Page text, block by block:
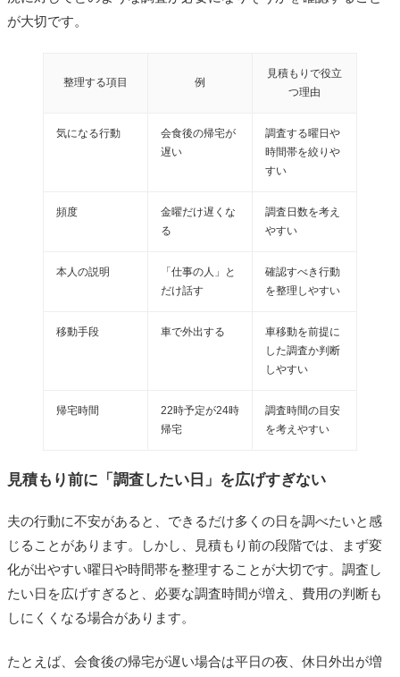
が大切です。
整理する項目 例
見積もりで役立
つ理由
気になる行動
会食後の帰宅が
遅い
調査する曜日や
時間帯を絞りや
すい
頻度
金曜だけ遅くな
る
調査日数を考え
やすい
本人の説明
「仕事の人」と
だけ話す
確認すべき行動
を整理しやすい
移動手段 車で外出する
車移動を前提に
した調査か判断
しやすい
帰宅時間
22時予定が24時
帰宅
調査時間の目安
を考えやすい
見積もり前に「調査したい日」を広げすぎない
夫の行動に不安があると、できるだけ多くの日を調べたいと感
じることがあります。しかし、見積もり前の段階では、まず変
化が出やすい曜日や時間帯を整理することが大切です。調査し
たい日を広げすぎると、必要な調査時間が増え、費用の判断も
しにくくなる場合があります。
たとえば、会食後の帰宅が遅い場合は平日の夜、休日外出が増